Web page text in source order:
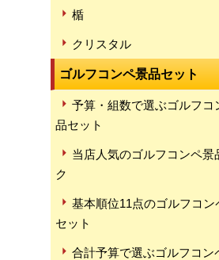
楯
クリスタル
ゴルフコンペ景品セット
予算・組数で選ぶゴルフコ
品セット
当店人気のゴルフコンペ景
ク
基本順位11点のゴルフコン
セット
合計予算で選ぶゴルフコン